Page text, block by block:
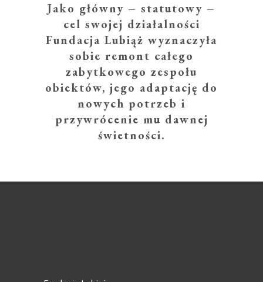
Jako główny – statutowy –
cel swojej działalności
Fundacja Lubiąż wyznaczyła
sobie remont całego
zabytkowego zespołu
obiektów, jego adaptację do
nowych potrzeb i
przywrócenie mu dawnej
świetności.